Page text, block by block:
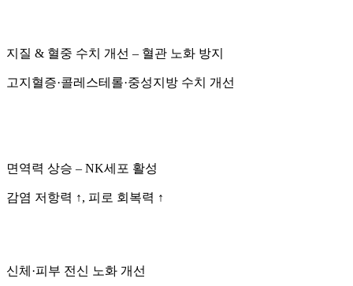
지질 & 혈중 수치 개선 – 혈관 노화 방지
고지혈증·콜레스테롤·중성지방 수치 개선
면역력 상승 – NK세포 활성
감염 저항력 ↑, 피로 회복력 ↑
신체·피부 전신 노화 개선